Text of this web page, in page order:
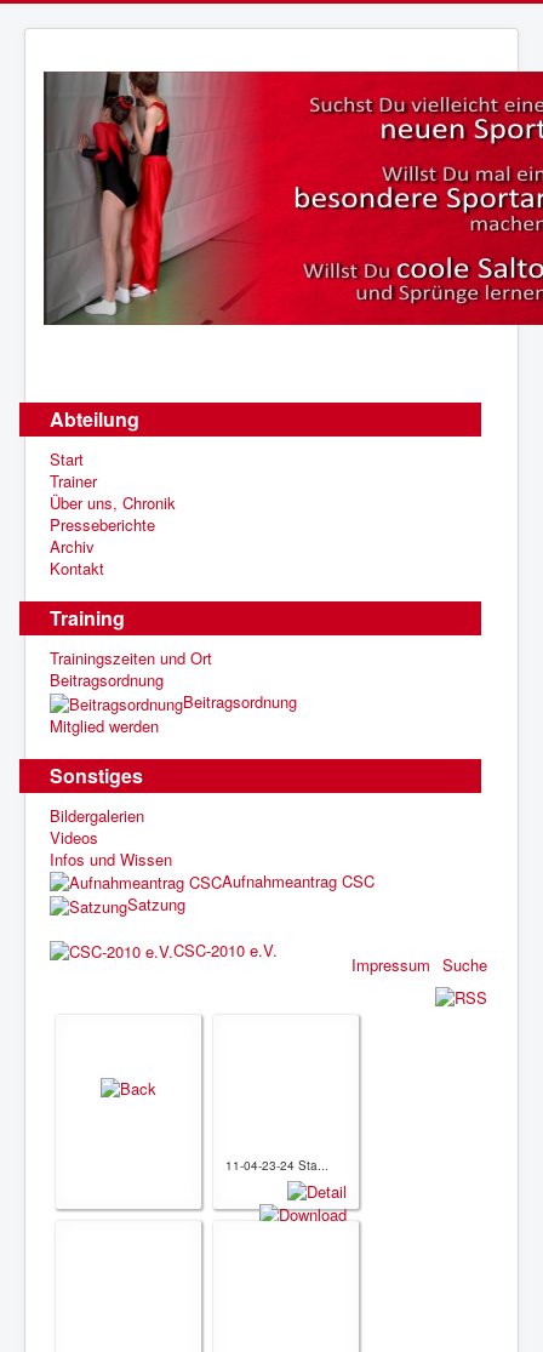
Abteilung
Start
Trainer
Über uns, Chronik
Presseberichte
Archiv
Kontakt
Training
Trainingszeiten und Ort
Beitragsordnung
Beitragsordnung
Mitglied werden
Sonstiges
Bildergalerien
Videos
Infos und Wissen
Aufnahmeantrag CSC
Satzung
CSC-2010 e.V.
Suche
Impressum
11-04-23-24 Sta...